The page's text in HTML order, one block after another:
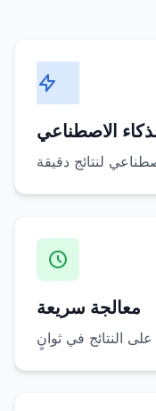
الاصطناعي
لنتائج دقيقة
معالجة سريعة
النتائج في ثوانٍ